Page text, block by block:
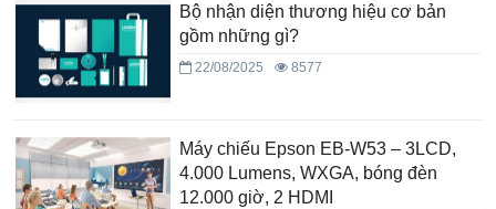
Bộ nhận diện thương hiệu cơ bản
gồm những gì?
22/08/2025 8577
Máy chiếu Epson EB-W53 – 3LCD,
4.000 Lumens, WXGA, bóng đèn
12.000 giờ, 2 HDMI